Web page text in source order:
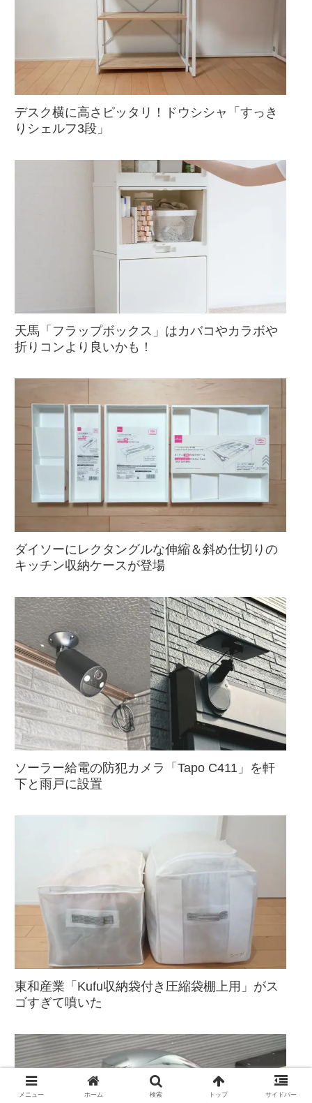
デスク横に高さピッタリ！ドウシシャ「すっき
りシェルフ3段」
天馬「フラップボックス」はカバコやカラボや
折りコンより良いかも！
ダイソーにレクタングルな伸縮＆斜め仕切りの
キッチン収納ケースが登場
ソーラー給電の防犯カメラ「Tapo C411」を軒
下と雨戸に設置
東和産業「Kufu収納袋付き圧縮袋棚上用」がス
ゴすぎて噴いた
メニュー ホーム 検索 トップ サイドバー